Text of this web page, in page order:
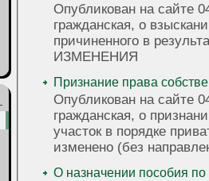
Опубликован на сайте
гражданская, о
причиненного в
ИЗМЕНЕНИЯ
Признание права
Опубликован на сайте
гражданская, о
участок в порядке
изменено (без
О назначении пособия по